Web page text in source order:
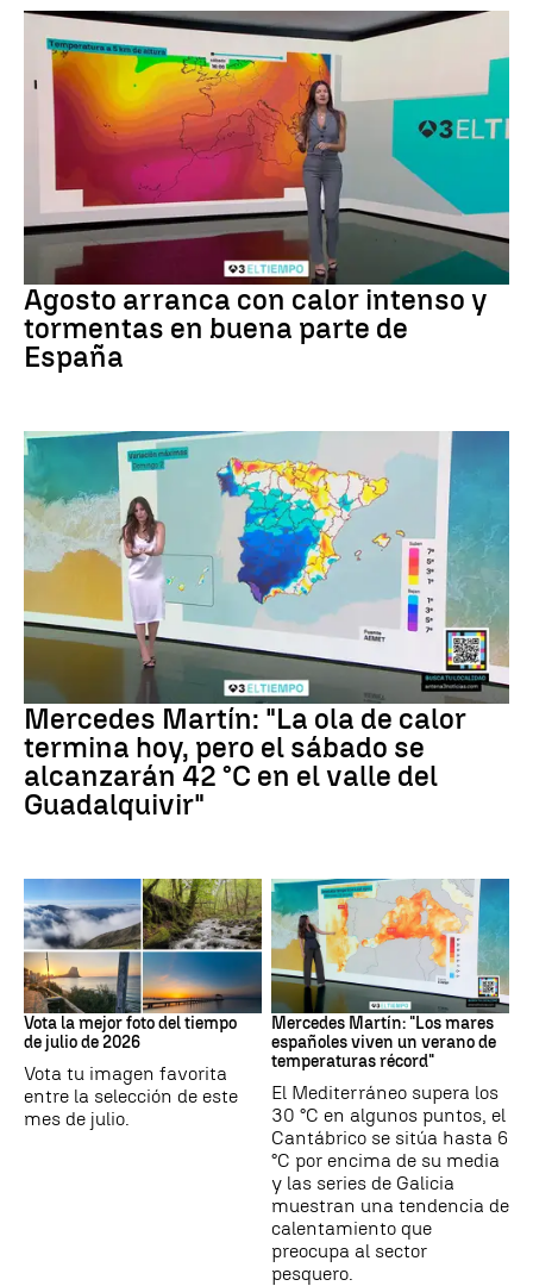
Tiempo
Agosto arranca con calor intenso y
tormentas en buena parte de
España
La previsión
Mercedes Martín: "La ola de calor
termina hoy, pero el sábado se
alcanzarán 42 °C en el valle del
Guadalquivir"
Tus imágenes
Vota la mejor foto del tiempo
de julio de 2026
Vota tu imagen favorita
entre la selección de este
mes de julio.
Mares
Mercedes Martín: "Los mares
españoles viven un verano de
temperaturas récord"
El Mediterráneo supera los
30 °C en algunos puntos, el
Cantábrico se sitúa hasta 6
°C por encima de su media
y las series de Galicia
muestran una tendencia de
calentamiento que
preocupa al sector
pesquero.